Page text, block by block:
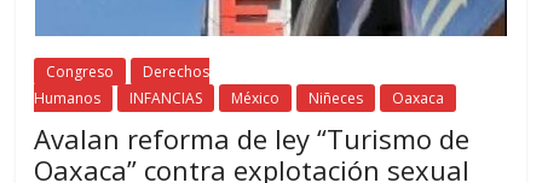
Congreso
Derechos
Humanos
INFANCIAS México Niñeces Oaxaca
Avalan reforma de ley “Turismo de
Oaxaca” contra explotación sexual